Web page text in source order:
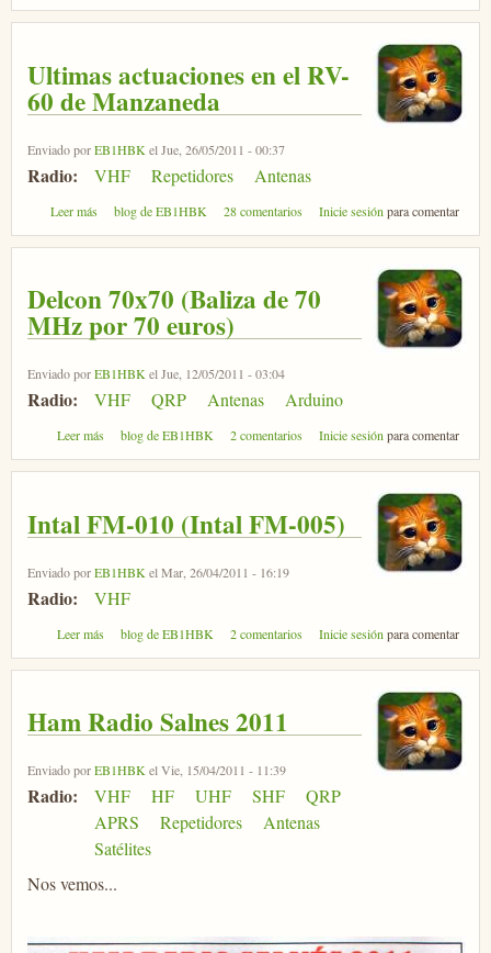
Ultimas actuaciones en el RV-
60 de Manzaneda
Enviado porEB1HBK el Jue, 26/05/2011 - 00:37
Radio: VHF Repetidores Antenas
Leer más sobre Ultimas actuaciones en el RV-60 de Manzaneda
blog de EB1HBK 28 comentarios Inicie sesión para comentar
Delcon 70x70 (Baliza de 70
MHz por 70 euros)
Enviado porEB1HBKel Jue, 12/05/2011 - 03:04
Radio: VHF QRP Antenas Arduino
Leer más sobre Delcon 70x70 (Baliza de 70 MHz por 70 euros)
blog de EB1HBK 2 comentarios Inicie sesiónpara comentar
Intal FM-010 (Intal FM-005)
Enviado porEB1HBK el Mar, 26/04/2011 - 16:19
Radio: VHF
Leer más sobre Intal FM-010 (Intal FM-005)
blog de EB1HBK 2 comentarios Inicie sesión para comentar
Ham Radio Salnes 2011
Enviado porEB1HBKel Vie, 15/04/2011 - 11:39
Radio: VHF HF UHF SHF
QRP
APRS
Repetidores
Antenas
Satélites
Nos vemos...